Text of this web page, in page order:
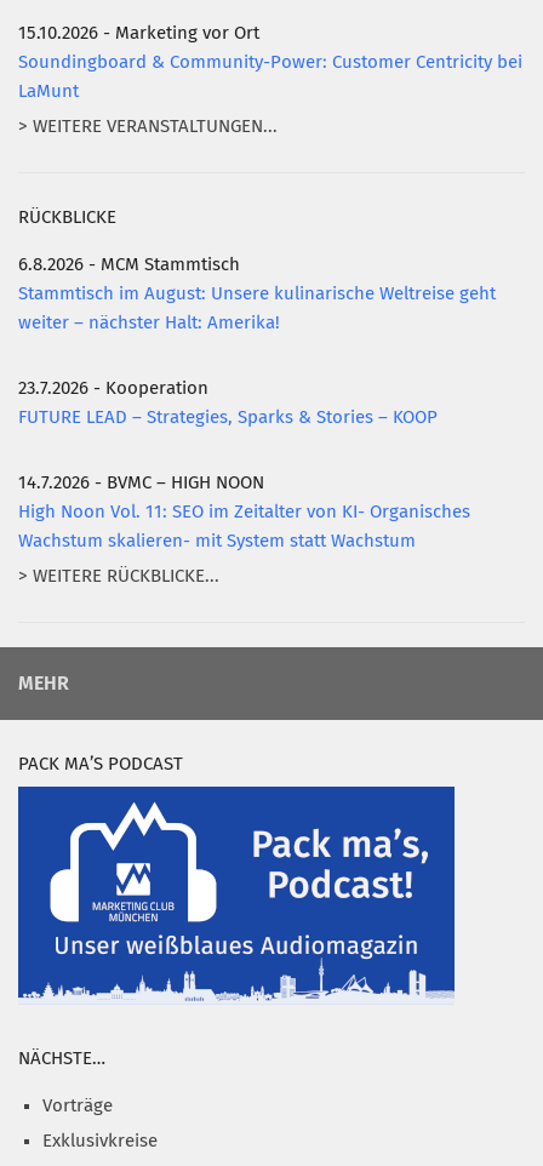
15.10.2026 - Marketing vor Ort
Soundingboard & Community-Power: Customer Centricity bei
LaMunt
> WEITERE VERANSTALTUNGEN...
RÜCKBLICKE
6.8.2026 - MCM Stammtisch
Stammtisch im August: Unsere kulinarische Weltreise geht
weiter – nächster Halt: Amerika!
23.7.2026 - Kooperation
FUTURE LEAD – Strategies, Sparks & Stories – KOOP
14.7.2026 - BVMC – HIGH NOON
High Noon Vol. 11: SEO im Zeitalter von KI- Organisches
Wachstum skalieren- mit System statt Wachstum
> WEITERE RÜCKBLICKE...
MEHR
PACK MA’S PODCAST
NÄCHSTE…
Vorträge
Exklusivkreise